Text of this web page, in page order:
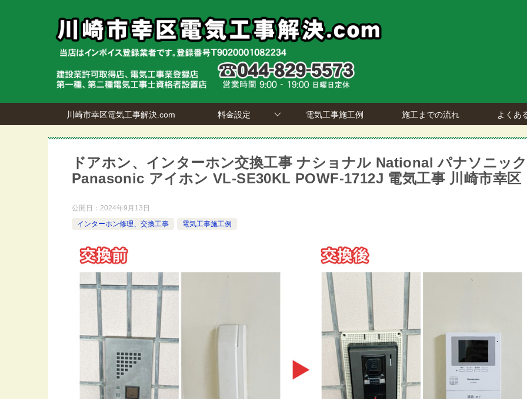
川崎市幸区電気工事解決.com 料金設定 電気工事施工例 施工までの流れ よくあ
ドアホン、インターホン交換工事 ナショナル National パナソニック
Panasonic アイホン VL-SE30KL POWF-1712J 電気工事 川崎市幸区
公開日： 2024年9月13日
インターホン修理、交換工事
電気工事施工例